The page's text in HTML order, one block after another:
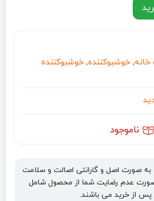
, خوشبوکننده, خوشبوکننده
ناموجود
صورت اصل و گارانتی اصالت و سلامت
صورت عدم رضایت شما از محصول شامل